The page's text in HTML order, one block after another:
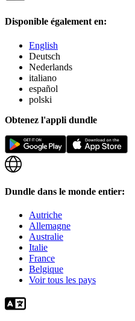
Disponible également en:
English
Deutsch
Nederlands
italiano
español
polski
Obtenez l'appli dundle
Dundle dans le monde entier:
Autriche
Allemagne
Australie
Italie
France
Belgique
Voir tous les pays